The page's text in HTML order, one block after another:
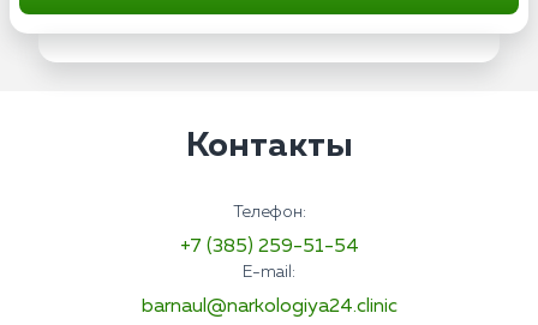
Контакты
Телефон:
+7 (385) 259-51-54
E-mail:
barnaul@narkologiya24.clinic